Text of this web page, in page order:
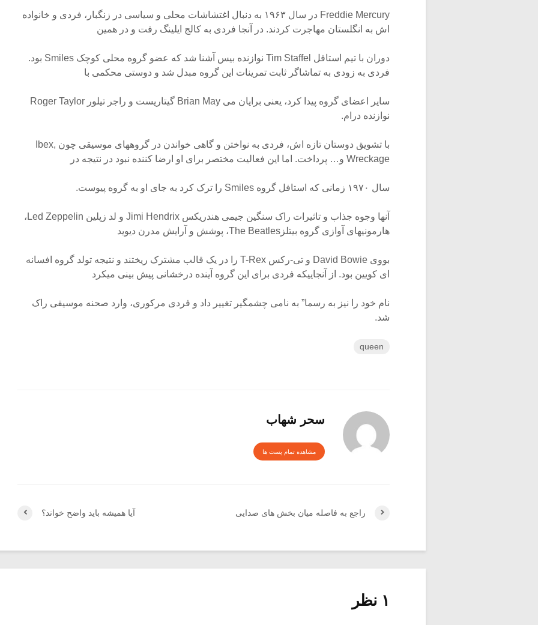
Freddie Mercury در سال ۱۹۶۳ به دنبال اغتشاشات محلی و سیاسی در زنگبار، فردی و خانواده
اش به انگلستان مهاجرت کردند. در آنجا فردی به کالج ایلینگ رفت و در همین
دوران با تیم استافل Tim Staffel نوازنده بیس آشنا شد که عضو گروه محلی کوچک Smiles بود.
فردی به زودی به تماشاگر ثابت تمرینات این گروه مبدل شد و دوستی محکمی با
سایر اعضای گروه پیدا کرد، یعنی برایان می Brian May گیتاریست و راجر تیلور Roger Taylor
نوازنده درام.
با تشویق دوستان تازه اش، فردی به نواختن و گاهی خواندن در گروههای موسیقی چون Ibex,
Wreckage و… پرداخت. اما این فعالیت مختصر برای او ارضا کننده نبود در نتیجه در
سال ۱۹۷۰ زمانی که استافل گروه Smiles را ترک کرد به جای او به گروه پیوست.
آنها وجوه جذاب و تاثیرات راک سنگین جیمی هندریکس Jimi Hendrix و لد زپلین Led Zeppelin،
هارمونیهای آوازی گروه بیتلزThe Beatles، پوشش و آرایش مدرن دیوید
بووی David Bowie و تی-رکس T-Rex را در یک قالب مشترک ریختند و نتیجه تولد گروه افسانه
ای کویین بود. از آنجاییکه فردی برای این گروه آینده درخشانی پیش بینی میکرد
نام خود را نیز به رسما” به نامی چشمگیر تغییر داد و فردی مرکوری، وارد صحنه موسیقی راک
شد.
queen
سحر شهاب
مشاهده تمام پست ها
آیا همیشه باید واضح خواند؟ راجع به فاصله میان بخش های صدایی
۱ نظر